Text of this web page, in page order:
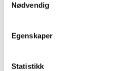
Nødvendig
Egenskaper
Statistikk